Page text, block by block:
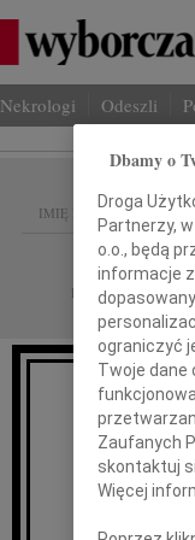
Nekrologi Odeszli
IMIĘ I NAZWISKO:
REGION:
DATA EMISJI:
Dbamy o
Droga
Partnerzy,
o.o., będą
informacje
ograniczyć
Twoje dane
Zaufanych
skontaktuj
Więcej